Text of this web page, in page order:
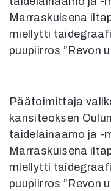
Marraskuisena
miellytti
puupiirros ”Revon
Päätoimittaja
kansiteoksen
taidelainaamo ja -
Marraskuisena
miellytti
puupiirros ”Revon